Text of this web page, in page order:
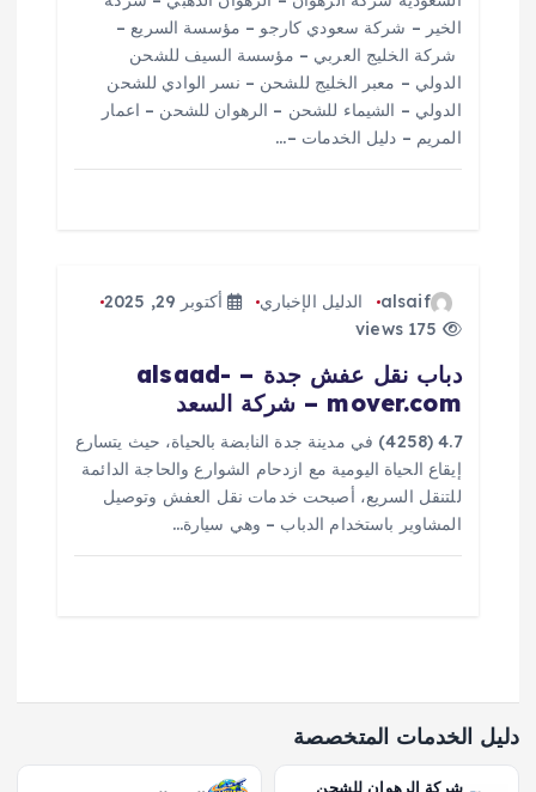
ت
الخير – شركة سعودي كارجو – مؤسسة السريع –
شركة الخليج العربي – مؤسسة السيف للشحن
الدولي – معبر الخليج للشحن – نسر الوادي للشحن
الدولي – الشيماء للشحن – الرهوان للشحن – اعمار
المريم – دليل الخدمات –…
alsaif الدليل الإخباري
أكتوبر 29, 2025
دباب نقل عفش جدة – alsaad-
mover.com – شركة السعد
4.7 (4258) في مدينة جدة النابضة بالحياة، حيث يتسارع
إيقاع الحياة اليومية مع ازدحام الشوارع والحاجة الدائمة
للتنقل السريع، أصبحت خدمات نقل العفش وتوصيل
المشاوير باستخدام الدباب – وهي سيارة…
دليل الخدمات المتخصصة
شركة الرهوان للشحن